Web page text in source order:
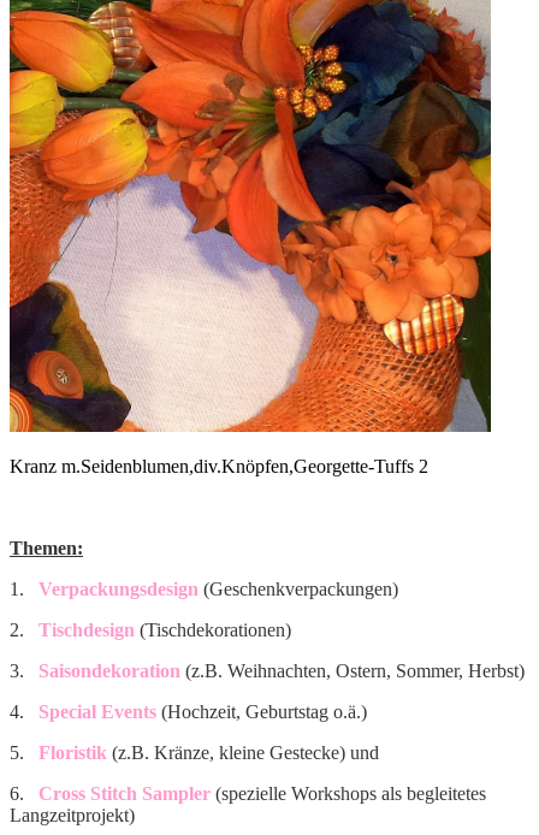
Kranz m.Seidenblumen,div.Knöpfen,Georgette-Tuffs 2
Themen:
1.
Verpackungsdesign (Geschenkverpackungen)
2.
Tischdesign (Tischdekorationen)
3.
Saisondekoration (z.B. Weihnachten, Ostern, Sommer, Herbst)
4.
Special Events (Hochzeit, Geburtstag o.ä.)
5. Floristik (z.B. Kränze, kleine Gestecke) und
6.
Cross Stitch Sampler (spezielle Workshops als begleitetes
Langzeitprojekt)